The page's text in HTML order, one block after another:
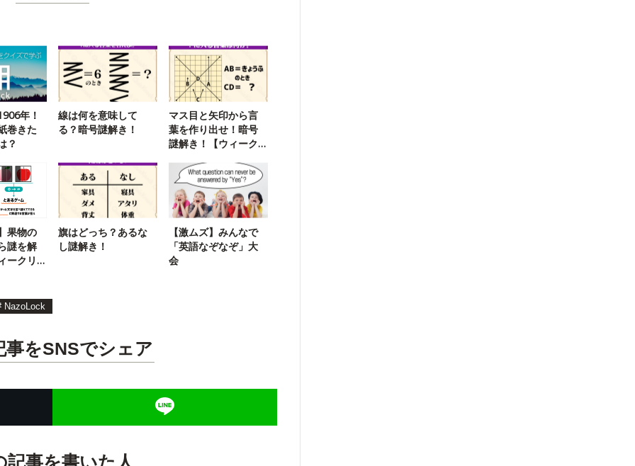
年！
巻きた
？
線は何を意味して
る？暗号謎解き！
マス目と矢印から言
葉を作り出せ！暗号
謎解き！【ウィーク
果物の
謎を解
ークリ
旗はどっち？あるな
し謎解き！
【激ムズ】みんなで
「英語なぞなぞ」大
会
NazoLock
事をSNSでシェア
記事を書いた人